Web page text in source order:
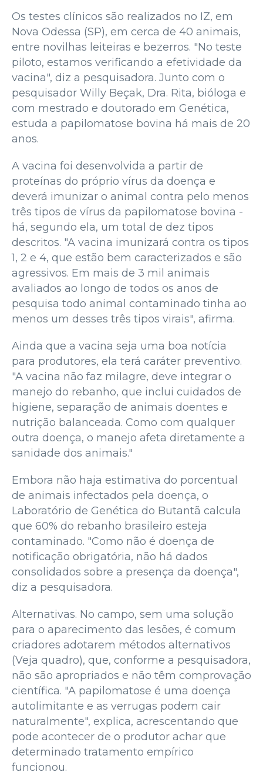
Os testes clínicos são realizados no IZ, em
Nova Odessa (SP), em cerca de 40 animais,
entre novilhas leiteiras e bezerros. "No teste
piloto, estamos verificando a efetividade da
vacina", diz a pesquisadora. Junto com o
pesquisador Willy Beçak, Dra. Rita, bióloga e
com mestrado e doutorado em Genética,
estuda a papilomatose bovina há mais de 20
anos.
A vacina foi desenvolvida a partir de
proteínas do próprio vírus da doença e
deverá imunizar o animal contra pelo menos
três tipos de vírus da papilomatose bovina -
há, segundo ela, um total de dez tipos
descritos. "A vacina imunizará contra os tipos
1, 2 e 4, que estão bem caracterizados e são
agressivos. Em mais de 3 mil animais
avaliados ao longo de todos os anos de
pesquisa todo animal contaminado tinha ao
menos um desses três tipos virais", afirma.
Ainda que a vacina seja uma boa notícia
para produtores, ela terá caráter preventivo.
"A vacina não faz milagre, deve integrar o
manejo do rebanho, que inclui cuidados de
higiene, separação de animais doentes e
nutrição balanceada. Como com qualquer
outra doença, o manejo afeta diretamente a
sanidade dos animais."
Embora não haja estimativa do porcentual
de animais infectados pela doença, o
Laboratório de Genética do Butantã calcula
que 60% do rebanho brasileiro esteja
contaminado. "Como não é doença de
notificação obrigatória, não há dados
consolidados sobre a presença da doença",
diz a pesquisadora.
Alternativas. No campo, sem uma solução
para o aparecimento das lesões, é comum
criadores adotarem métodos alternativos
(Veja quadro), que, conforme a pesquisadora,
não são apropriados e não têm comprovação
científica. "A papilomatose é uma doença
autolimitante e as verrugas podem cair
naturalmente", explica, acrescentando que
pode acontecer de o produtor achar que
determinado tratamento empírico
funcionou.